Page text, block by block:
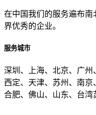
在中国我们的服务遍布
界优秀的企业。
服务城市
深圳、上海、北京、广州
西定、天津、苏州、南京
合肥、佛山、山东、台湾